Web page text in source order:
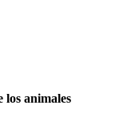
los animales